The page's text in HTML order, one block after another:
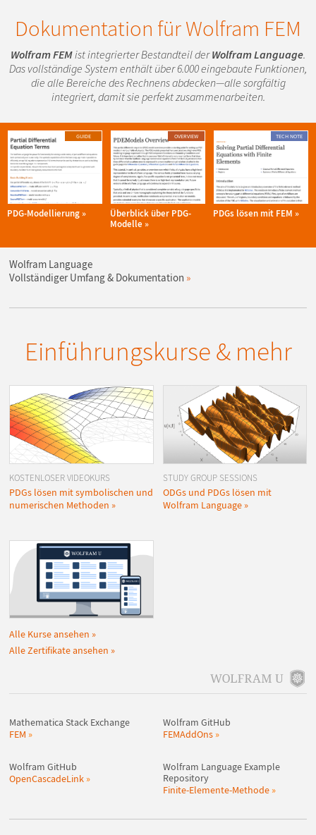
Dokumentation für Wolfram FEM
Wolfram FEM ist integrierter Bestandteil derWolfram Language.
Das vollständige System enthält über 6.000 eingebaute Funktionen,
die alle Bereiche des Rechnens abdecken—alle sorgfältig
integriert, damit sie perfekt zusammenarbeiten.
Wolfram Language
Vollständiger Umfang & Dokumentation
GUIDE
PDG-Modellierung
OVERVIEW
Überblick über PDG-
Modelle
TECH NOTE
PDGs lösen mit FEM
Einführungskurse & mehr
KOSTENLOSER VIDEOKURS
PDGs lösen mit symbolischen und
numerischen Methoden
STUDY GROUP SESSIONS
ODGs und PDGs lösen mit
Wolfram Language
Alle Kurse ansehen
Alle Zertifikate ansehen
Mathematica Stack Exchange
FEM
Wolfram GitHub
FEMAddOns
Wolfram GitHub
OpenCascadeLink
Wolfram Language Example
Repository
Finite-Elemente-Methode